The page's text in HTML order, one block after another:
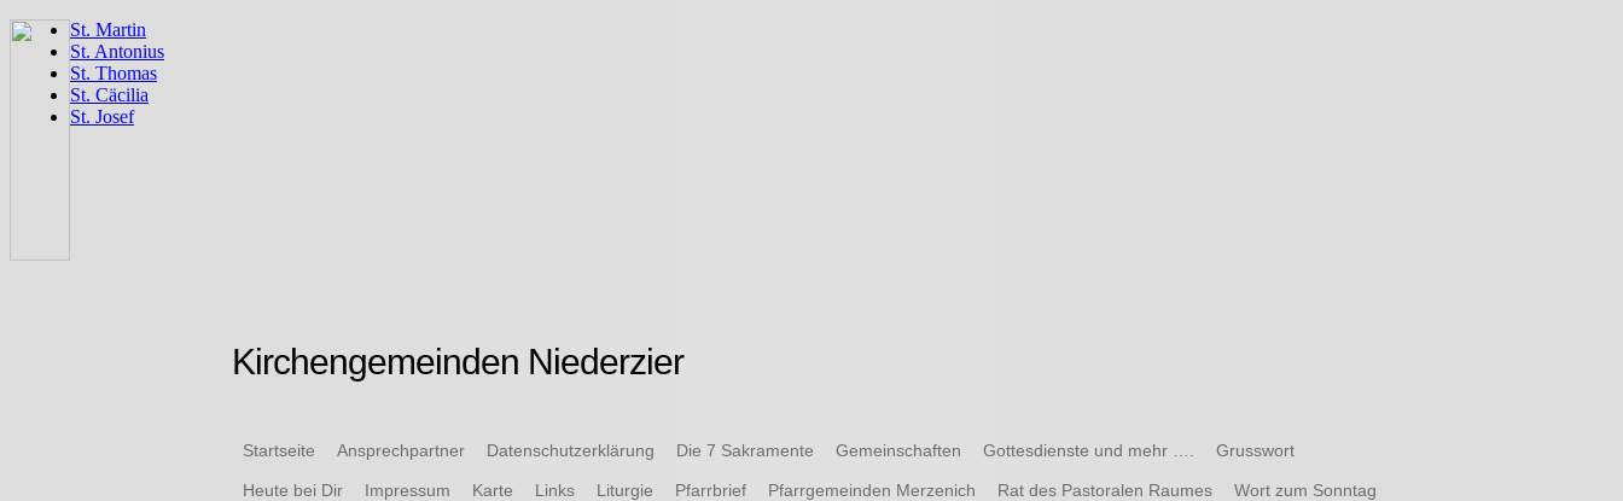
Kirchengemeinden Niederzier
Startseite Ansprechpartner Datenschutzerklärung Die 7 Sakramente Gemeinschaften Gottesdienste und mehr …. Grusswort
Heute bei Dir Impressum Karte Links Liturgie Pfarrbrief Pfarrgemeinden Merzenich Rat des Pastoralen Raumes Wort zum Sonntag